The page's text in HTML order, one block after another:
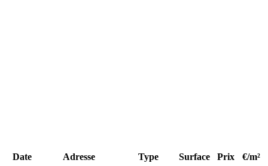
Date Adresse Type Surface Prix
€/m²